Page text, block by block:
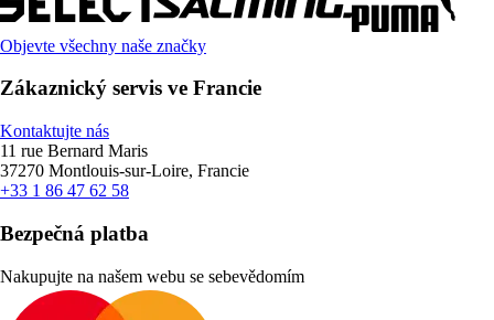
Objevte všechny naše značky
Zákaznický servis ve Francie
Kontaktujte nás
11 rue Bernard Maris
37270 Montlouis-sur-Loire, Francie
+33 1 86 47 62 58
Bezpečná platba
Nakupujte na našem webu se sebevědomím